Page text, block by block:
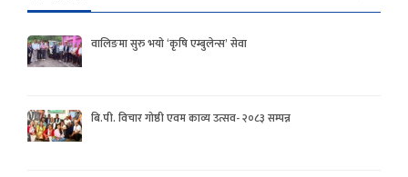
वालिङमा सुरु भयो ‘कृषि एम्बुलेन्स’ सेवा
बि.पी. विचार गोष्ठी एवम काव्य उत्सव- २०८३ सम्पन्न